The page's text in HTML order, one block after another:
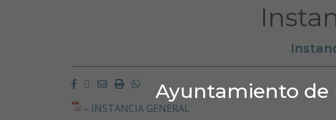
Ayuntamiento de
Facebook
Twitter
EmailImprimir
Whatsapp
– INSTANCIA GENERAL